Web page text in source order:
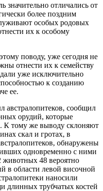
значительно отличались от
более поздним
особых родовых
их к особому
поводу, уже сегодня не
отнести их к семейству
уже исключительно
к созданию
ее.
австралопитеков, сообщил
орудий, которые
К тому же выводу склоняют
скал и гротах, в
обнаружены
одновременно с ними
животных 48 вероятно
в области левой височной
наносили
длинных трубчатых костей